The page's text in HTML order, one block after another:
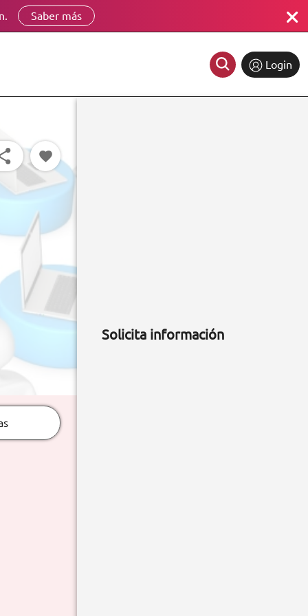
Saber más
Login
Solicita información